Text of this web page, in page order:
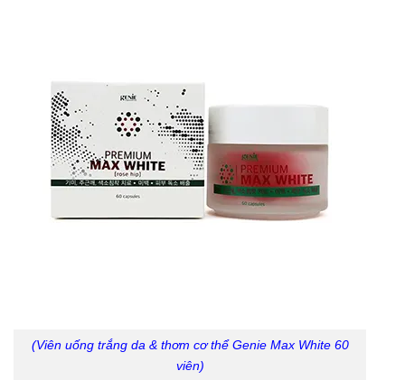
(Viên uống trắng da & thơm cơ thể Genie Max White 60
viên)